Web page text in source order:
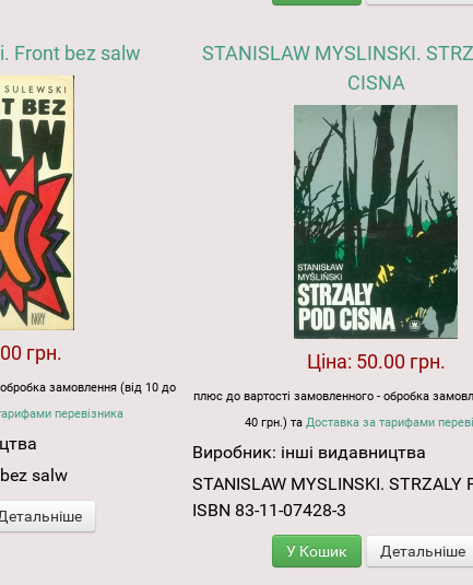
Front bez salw
грн.
замовлення (від 10 до
перевізника
salw
STANISLAW MYSLINSKI.
CISNA
Ціна: 50.00 грн.
плюс до вартості замовленного - обробка
40 грн.) таДоставка за тарифами
Виробник: інші видавництва
STANISLAW MYSLINSKI. STRZALY
ISBN 83-11-07428-3
У Кошик Детальніше